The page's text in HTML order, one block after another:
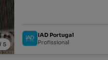
5
IAD Portugal
Profissional